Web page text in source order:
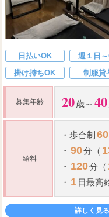
日払いOK 週１日
掛け持ちOK
制服貸
募集年齢 20歳～ 40
給料
・ 歩合制 60
・ 90分（
・ 120分（
・ 1 日最高
・高額バッ
地域No.
詳しく見る